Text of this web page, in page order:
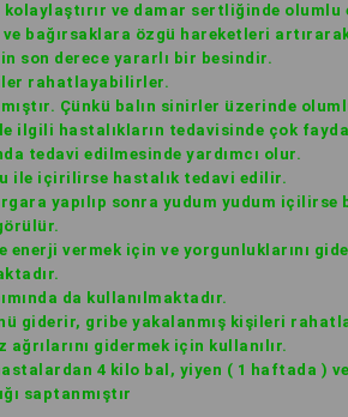
kolaylaştırır ve damar sertliğinde
bağırsaklara özgü hareketleri
son derece yararlı bir besindir.
rahatlayabilirler.
Çünkü balın sinirler üzerinde
ilgili hastalıkların tedavisinde çok
tedavi edilmesinde yardımcı olur.
ile içirilirse hastalık tedavi edilir.
yapılıp sonra yudum yudum
vermek için ve yorgunluklarını
da kullanılmaktadır.
giderir, gribe yakalanmış kişileri
gidermek için kullanılır.
4 kilo bal, yiyen ( 1 haftada )
saptanmıştır